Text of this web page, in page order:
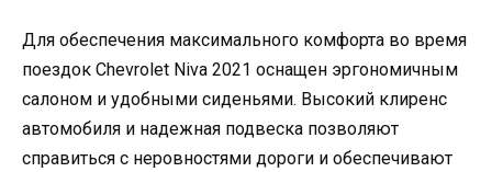
Для обеспечения максимального комфорта во время
поездок Chevrolet Niva 2021 оснащен эргономичным
салоном и удобными сиденьями. Высокий клиренс
автомобиля и надежная подвеска позволяют
справиться с неровностями дороги и обеспечивают